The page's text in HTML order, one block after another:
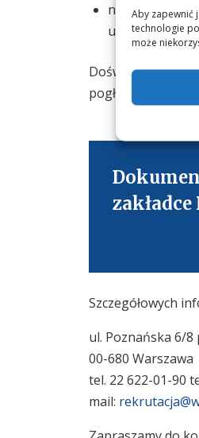
Aby zapewnić
technologie
może
nauczą Cię
uczniami z
Doświadczona
pogłębienie
zakładce
Szczegółowych
ul. Poznańska 6/8
00-680 Warszawa
tel. 22 622-01-90
mail: